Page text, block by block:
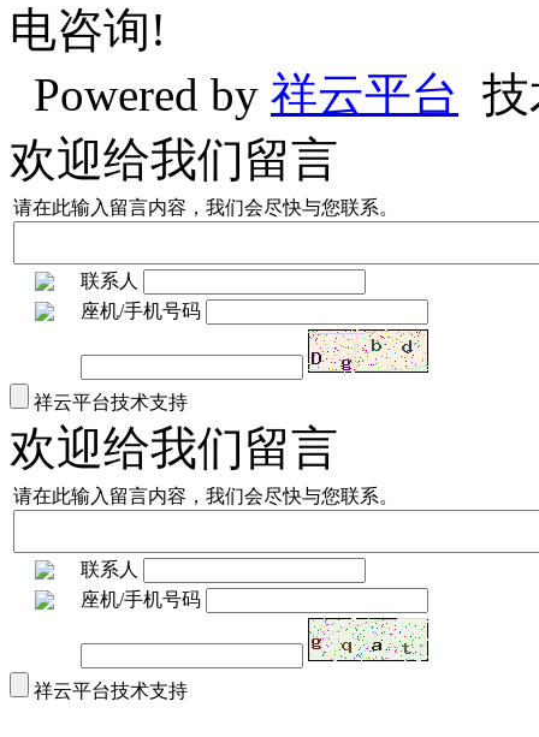
电咨询!
Powered by 祥云平台
欢迎给我们留言
请在此输入留言内容，我们会尽快与您联系。
联系人
座机/手机号码
祥云平台技术支持
欢迎给我们留言
请在此输入留言内容，我们会尽快与您联系。
联系人
座机/手机号码
祥云平台技术支持